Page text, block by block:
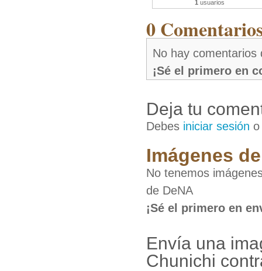
1 usuarios
0
No hay comentarios
¡Sé el primero en
Deja tu
Debes iniciar sesión
Imágenes
No tenemos
de DeNA
¡Sé el primero en
Envía una
Chunichi